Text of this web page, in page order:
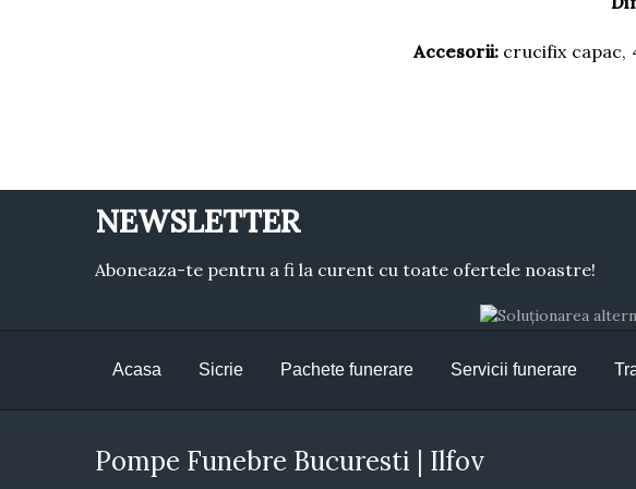
Accesorii: crucifix capac,
NEWSLETTER
Aboneaza-te pentru a fi la curent cu toate ofertele noastre!
Acasa Sicrie Pachete funerare Servicii funerare
Pompe Funebre Bucuresti | Ilfov